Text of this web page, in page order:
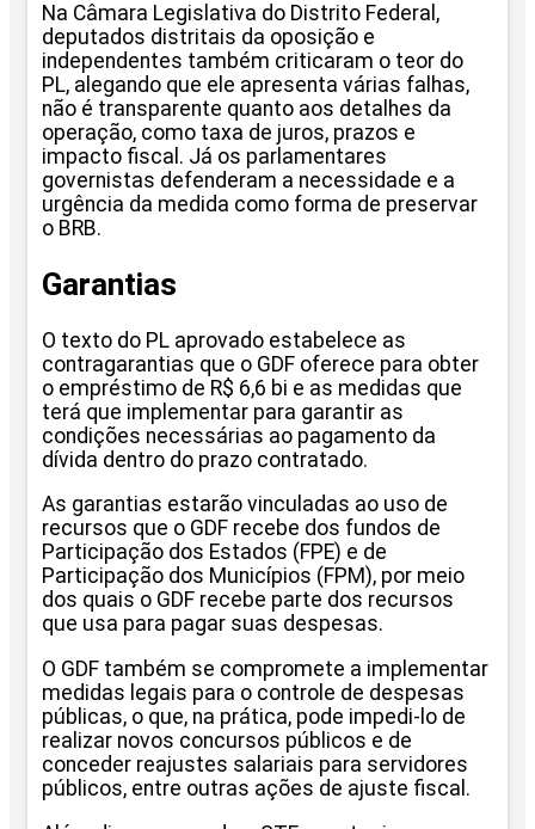
Na Câmara Legislativa do Distrito Federal,
deputados distritais da oposição e
independentes também criticaram o teor do
PL, alegando que ele apresenta várias falhas,
não é transparente quanto aos detalhes da
operação, como taxa de juros, prazos e
impacto fiscal. Já os parlamentares
governistas defenderam a necessidade e a
urgência da medida como forma de preservar
o BRB.
Garantias
O texto do PL aprovado estabelece as
contragarantias que o GDF oferece para obter
o empréstimo de R$ 6,6 bi e as medidas que
terá que implementar para garantir as
condições necessárias ao pagamento da
dívida dentro do prazo contratado.
As garantias estarão vinculadas ao uso de
recursos que o GDF recebe dos fundos de
Participação dos Estados (FPE) e de
Participação dos Municípios (FPM), por meio
dos quais o GDF recebe parte dos recursos
que usa para pagar suas despesas.
O GDF também se compromete a implementar
medidas legais para o controle de despesas
públicas, o que, na prática, pode impedi-lo de
realizar novos concursos públicos e de
conceder reajustes salariais para servidores
públicos, entre outras ações de ajuste fiscal.